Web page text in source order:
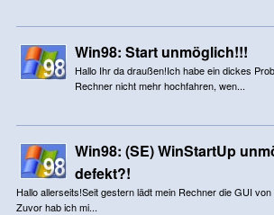
Win98: Start unmöglich!!!
Hallo Ihr da draußen!Ich habe ein dickes
Rechner nicht mehr hochfahren, wen...
Win98: (SE) WinStartUp
defekt?!
Hallo allerseits!Seit gestern lädt mein Rechner die GUI
Zuvor hab ich mi...